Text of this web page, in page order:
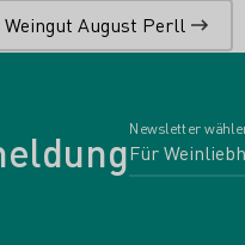
Weingut August Perll
Newsletter